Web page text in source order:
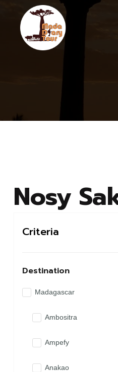
Nosy
Criteria
Destination
Madagascar
Ambositra
Ampefy
Anakao